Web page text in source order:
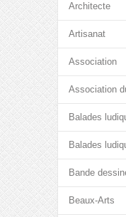
Architecte
Artisanat
Association
Association
Balades
Balades
Bande
Beaux-Arts